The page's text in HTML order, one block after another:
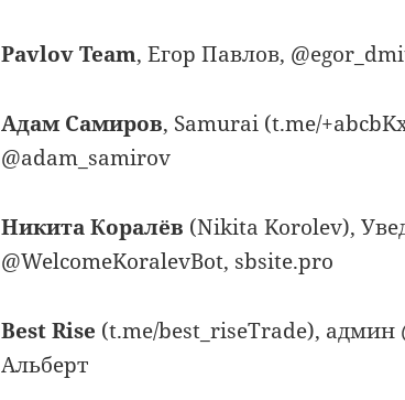
Pavlov Team, Егор Павлов,
Адам Самиров, Samurai (t.me/
@adam_samirov
Никита Коралёв (Nikita Korolev),
@WelcomeKoralevBot, sbsite.pro
Best Rise (t.me/best_riseTrade), админ
Альберт